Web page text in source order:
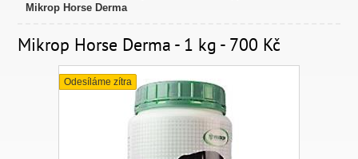
Mikrop Horse Derma
Mikrop Horse Derma - 1 kg - 700 Kč
Odesíláme zítra